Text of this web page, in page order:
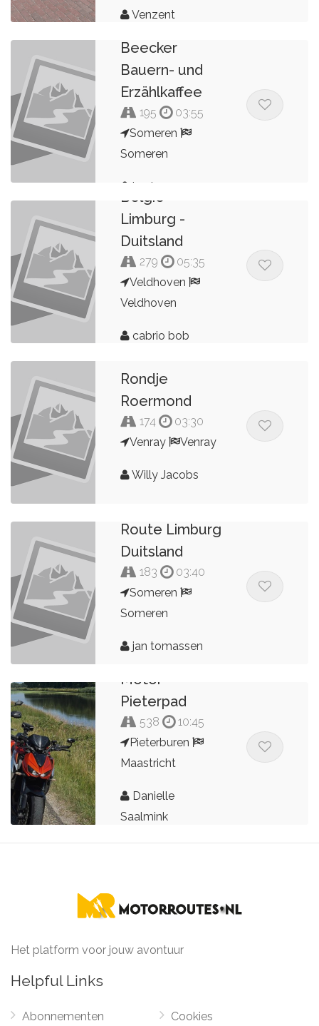
Venzent
Route naar
Beecker
Bauern- und
Erzählkaffee
195
03:55
Someren
Someren
jan tomassen
Belgie -
Limburg -
Duitsland
279
05:35
Veldhoven
Veldhoven
cabrio bob
Rondje
Roermond
174
03:30
Venray
Venray
Willy Jacobs
Route Limburg
Duitsland
183
03:40
Someren
Someren
jan tomassen
Motor
Pieterpad
538
10:45
Pieterburen
Maastricht
Danielle
Saalmink
Het platform voor jouw avontuur
Helpful Links
Abonnementen Cookies